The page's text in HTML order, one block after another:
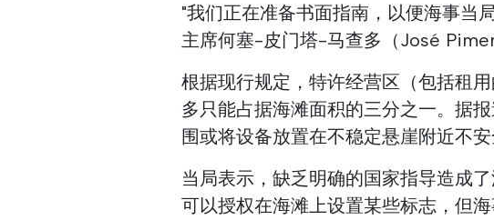
"我们正在准备书面指南，以便海事当
主席何塞-皮门塔-马查多（José
根据现行规定，特许经营区（包括租
多只能占据海滩面积的三分之一。据
围或将设备放置在不稳定悬崖附近不安
当局表示，缺乏明确的国家指导造成
可以授权在海滩上设置某些标志，但